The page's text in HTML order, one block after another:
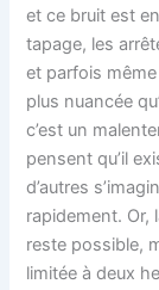
et ce bruit est
tapage, les
et parfois
plus nuancée
c’est un
pensent qu’il
d’autres
rapidement. Or,
reste possible,
limitée à deux